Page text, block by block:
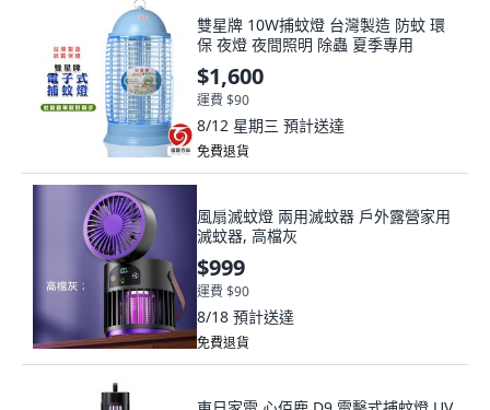
保 夜燈 夜間照明 除蟲 夏季專用
$1,600
運費 $90
8/12 星期三
免費退貨
滅蚊器, 高檔灰
$999
運費 $90
8/18預計送達
免費退貨